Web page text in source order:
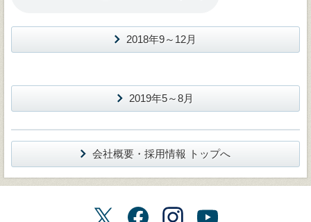
2018年9～12月
2019年5～8月
会社概要・採用情報 トップへ